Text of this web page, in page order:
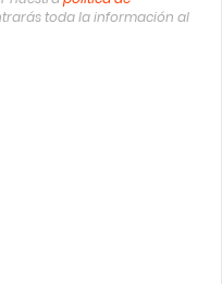
toda la información al